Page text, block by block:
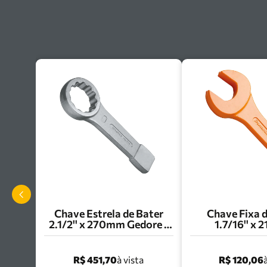
Chave Estrela de Bater
2.1/2'' x 270mm Gedore -
010.067
R$ 451,70à vista
Chave Fixa
1.7/16'' x
R$ 120,06